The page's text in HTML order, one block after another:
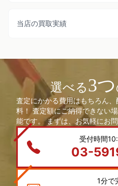
当店の買取実績
選べる3つ
査定にかかる費用はもちろん
料！ 査定額にご納得できない
能です。 まずは、お気軽にお
受付時間
03-
1分で